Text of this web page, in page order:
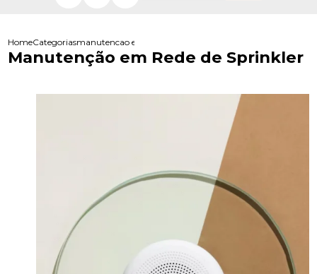
HomeCategoriasmanutencao em rede de sprinkler
Manutenção em Rede de Sprinkler​